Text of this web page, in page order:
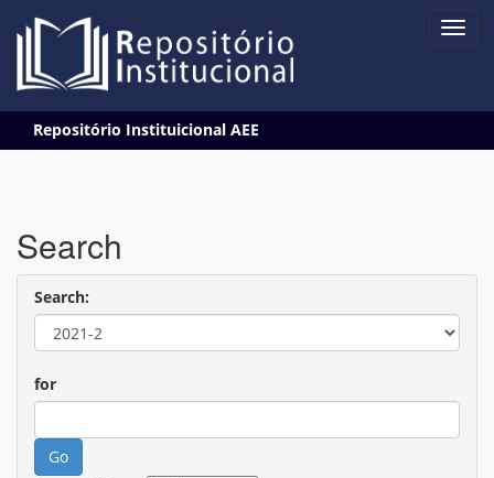
navigation
Repositório Instituicional AEE
Search
Search:
for